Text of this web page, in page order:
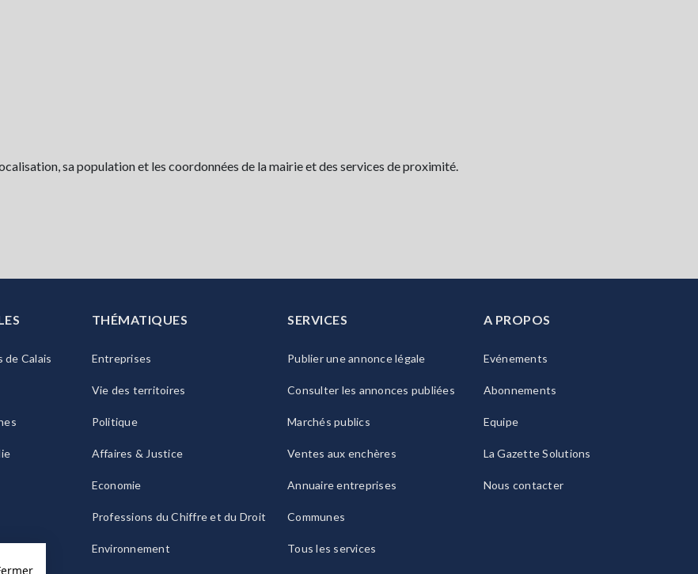
sa population et les coordonnées de la mairie et des services de proximité.
de Calais
THÉMATIQUES
Entreprises
Vie des territoires
Politique
Affaires & Justice
Economie
Professions du Chiffre et du Droit
Environnement
SERVICES
Publier une annonce légale
Consulter les annonces publiées
Marchés publics
Ventes aux enchères
Annuaire entreprises
Communes
Tous les services
A PROPOS
Evénements
Abonnements
Equipe
La Gazette Solutions
Nous contacter